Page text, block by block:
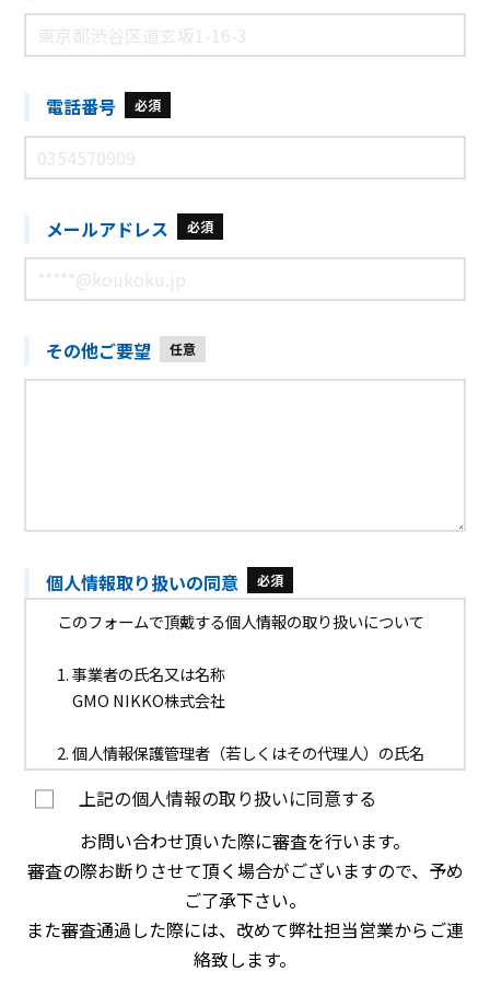
電話番号 必須
メールアドレス 必須
その他ご要望 任意
個人情報取り扱いの同意 必須
このフォームで頂戴する個人情報の取り扱いについて
1. 事業者の氏名又は名称
GMO NIKKO株式会社
2. 個人情報保護管理者（若しくはその代理人）の氏名
又は職名、所属及び連絡先
管理者職名：事業推進本部 開発部 マネージャー
連絡先：メールアドレス：
nk_pmark@koukoku.jp TEL：0120-250047
3. 個人情報の利用目的
・お問い合わせ対応（本人への連絡を含む）のため
上記の個人情報の取り扱いに同意する
お問い合わせ頂いた際に審査を行います。
審査の際お断りさせて頂く場合がございますので、予め
ご了承下さい。
また審査通過した際には、改めて弊社担当営業からご連
絡致します。